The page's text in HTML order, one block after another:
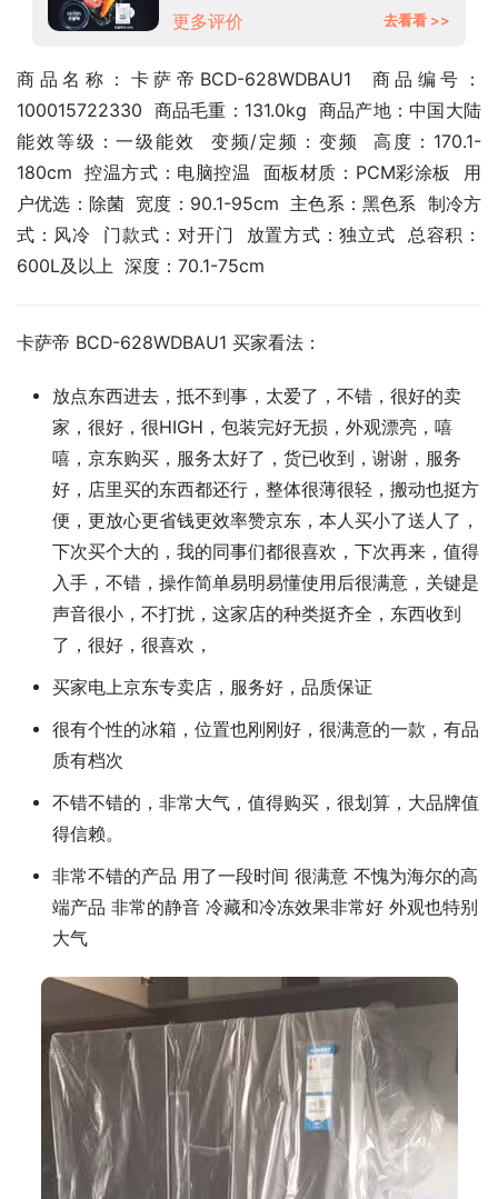
更多评价
去看看 >>
商品名称：卡萨帝BCD-628WDBAU1  商品编号：
100015722330  商品毛重：131.0kg  商品产地：中国大陆
能效等级：一级能效  变频/定频：变频  高度：170.1-
180cm  控温方式：电脑控温  面板材质：PCM彩涂板  用
户优选：除菌  宽度：90.1-95cm  主色系：黑色系  制冷方
式：风冷  门款式：对开门  放置方式：独立式  总容积：
600L及以上  深度：70.1-75cm
卡萨帝 BCD-628WDBAU1 买家看法：
放点东西进去，抵不到事，太爱了，不错，很好的卖
家，很好，很HIGH，包装完好无损，外观漂亮，嘻
嘻，京东购买，服务太好了，货已收到，谢谢，服务
好，店里买的东西都还行，整体很薄很轻，搬动也挺方
便，更放心更省钱更效率赞京东，本人买小了送人了，
下次买个大的，我的同事们都很喜欢，下次再来，值得
入手，不错，操作简单易明易懂使用后很满意，关键是
声音很小，不打扰，这家店的种类挺齐全，东西收到
了，很好，很喜欢，
买家电上京东专卖店，服务好，品质保证
很有个性的冰箱，位置也刚刚好，很满意的一款，有品
质有档次
不错不错的，非常大气，值得购买，很划算，大品牌值
得信赖。
非常不错的产品 用了一段时间 很满意 不愧为海尔的高
端产品 非常的静音 冷藏和冷冻效果非常好 外观也特别
大气